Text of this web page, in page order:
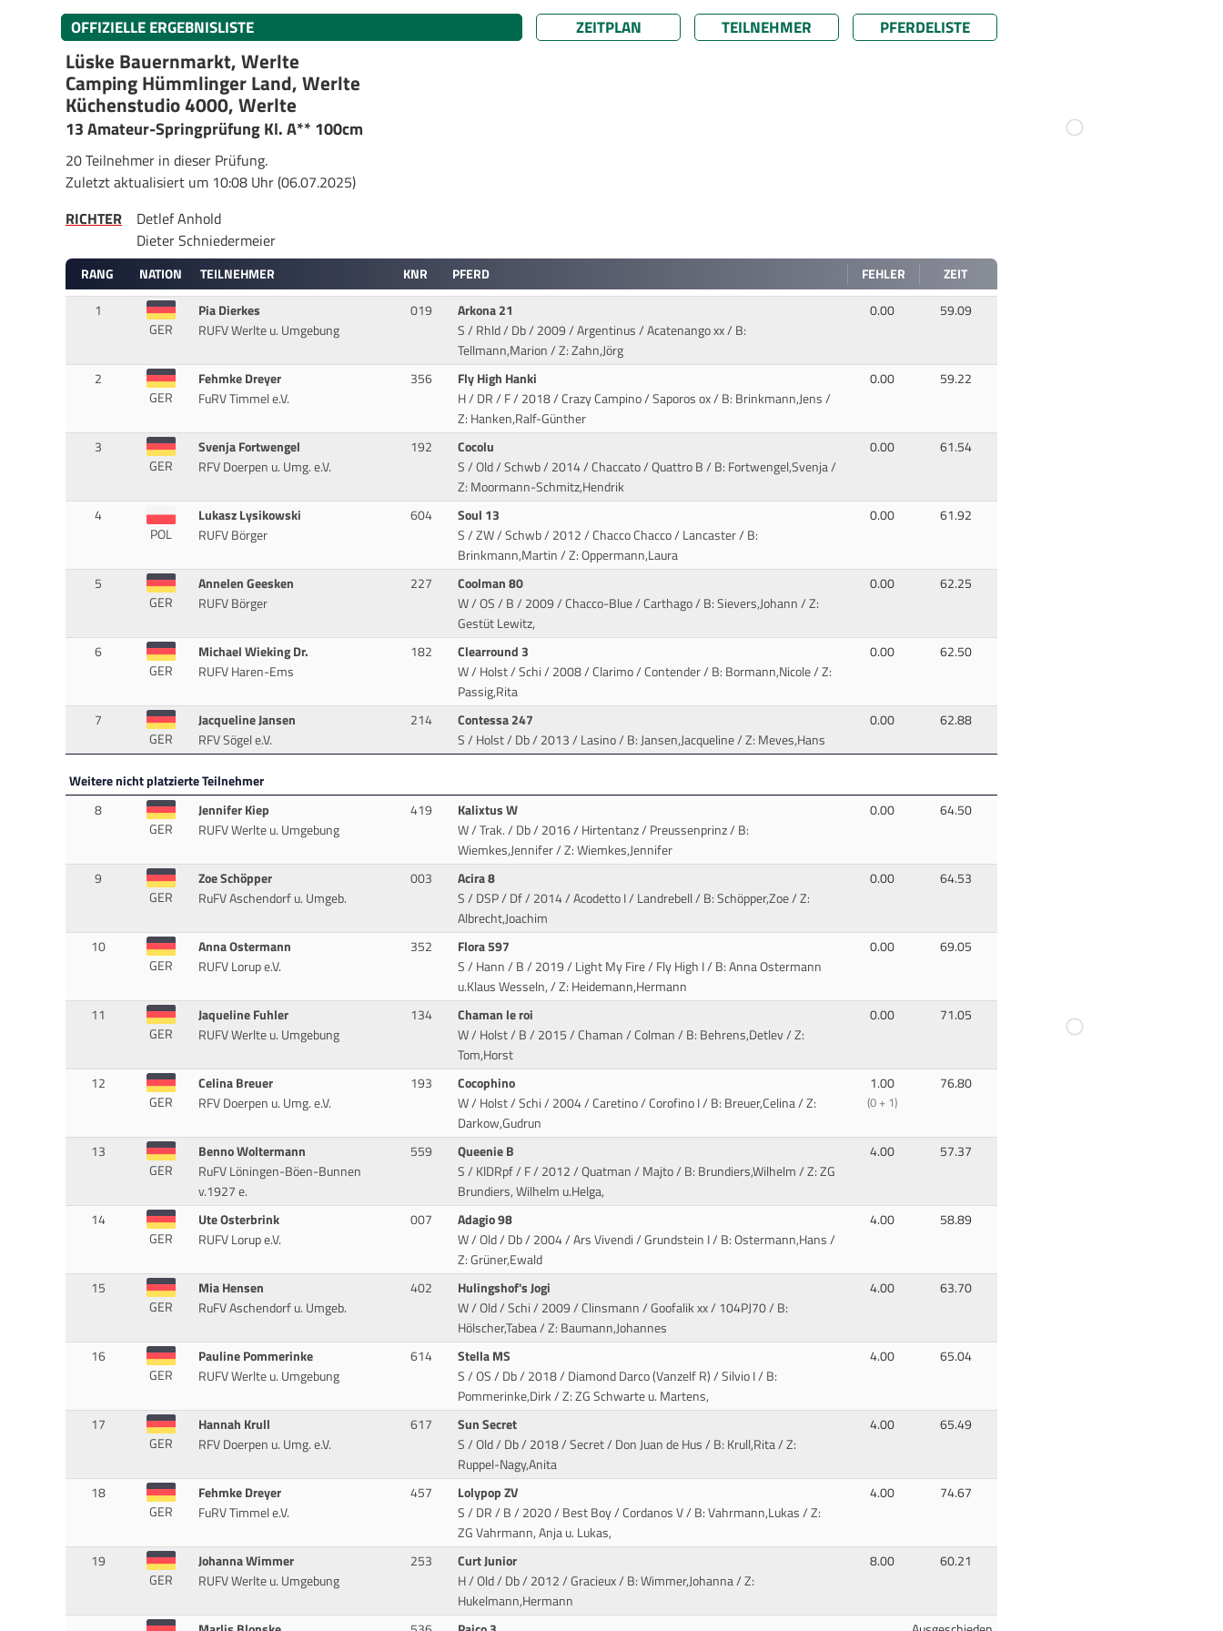
OFFIZIELLE ERGEBNISLISTE ZEITPLAN TEILNEHMER PFERDELISTE
Lüske Bauernmarkt, Werlte
Camping Hümmlinger Land, Werlte
Küchenstudio 4000, Werlte
13 Amateur-Springprüfung Kl. A** 100cm
20 Teilnehmer in dieser Prüfung.
Zuletzt aktualisiert um 10:08 Uhr (06.07.2025)
RICHTER
Detlef Anhold
Dieter Schniedermeier
RANG NATION TEILNEHMER KNR PFERD FEHLER
ZEIT
1
GER
Pia Dierkes
RUFV Werlte u. Umgebung
019
Arkona 21
S / Rhld / Db / 2009 / Argentinus / Acatenango xx/ B:
Tellmann,Marion / Z: Zahn,Jörg
0.00 59.09
2
GER
Fehmke Dreyer
FuRV Timmel e.V.
356
Fly High Hanki
H / DR / F / 2018 / Crazy Campino / Saporos ox/ B: Brinkmann,Jens /
Z: Hanken,Ralf-Günther
0.00 59.22
3
GER
Svenja Fortwengel
RFV Doerpen u. Umg. e.V.
192
Cocolu
S / Old / Schwb / 2014 / Chaccato / Quattro B/ B: Fortwengel,Svenja /
Z: Moormann-Schmitz,Hendrik
0.00 61.54
4
POL
Lukasz Lysikowski
RUFV Börger
604
Soul 13
S / ZW / Schwb / 2012 / Chacco Chacco / Lancaster/ B:
Brinkmann,Martin / Z: Oppermann,Laura
0.00 61.92
5
GER
Annelen Geesken
RUFV Börger
227
Coolman 80
W / OS / B / 2009 / Chacco-Blue / Carthago/ B: Sievers,Johann / Z:
Gestüt Lewitz,
0.00 62.25
6
GER
Michael Wieking Dr.
RUFV Haren-Ems
182
Clearround 3
W / Holst / Schi / 2008 / Clarimo / Contender/ B: Bormann,Nicole / Z:
Passig,Rita
0.00 62.50
7
GER
Jacqueline Jansen
RFV Sögel e.V.
214
Contessa 247
S / Holst / Db / 2013 / Lasino/ B: Jansen,Jacqueline / Z: Meves,Hans
0.00 62.88
Weitere nicht platzierte Teilnehmer
8
GER
Jennifer Kiep
RUFV Werlte u. Umgebung
419
Kalixtus W
W / Trak. / Db / 2016 / Hirtentanz / Preussenprinz/ B:
Wiemkes,Jennifer / Z: Wiemkes,Jennifer
0.00 64.50
9
GER
Zoe Schöpper
RuFV Aschendorf u. Umgeb.
003
Acira 8
S / DSP / Df / 2014 / Acodetto I / Landrebell/ B: Schöpper,Zoe / Z:
Albrecht,Joachim
0.00 64.53
10
GER
Anna Ostermann
RUFV Lorup e.V.
352
Flora 597
S / Hann / B / 2019 / Light My Fire / Fly High I/ B: Anna Ostermann
u.Klaus Wesseln, / Z: Heidemann,Hermann
0.00 69.05
11
GER
Jaqueline Fuhler
RUFV Werlte u. Umgebung
134
Chaman le roi
W / Holst / B / 2015 / Chaman / Colman/ B: Behrens,Detlev / Z:
Tom,Horst
0.00 71.05
12
GER
Celina Breuer
RFV Doerpen u. Umg. e.V.
193
Cocophino
W / Holst / Schi / 2004 / Caretino / Corofino I/ B: Breuer,Celina / Z:
Darkow,Gudrun
1.00
(0 + 1)
76.80
13
GER
Benno Woltermann
RuFV Löningen-Böen-Bunnen
v.1927 e.
559
Queenie B
S / KlDRpf / F / 2012 / Quatman / Majto/ B: Brundiers,Wilhelm / Z: ZG
Brundiers, Wilhelm u.Helga,
4.00 57.37
14
GER
Ute Osterbrink
RUFV Lorup e.V.
007
Adagio 98
W / Old / Db / 2004 / Ars Vivendi / Grundstein I/ B: Ostermann,Hans /
Z: Grüner,Ewald
4.00 58.89
15
GER
Mia Hensen
RuFV Aschendorf u. Umgeb.
402
Hulingshof's Jogi
W / Old / Schi / 2009 / Clinsmann / Goofalik xx/ 104PJ70 / B:
Hölscher,Tabea / Z: Baumann,Johannes
4.00 63.70
16
GER
Pauline Pommerinke
RUFV Werlte u. Umgebung
614
Stella MS
S / OS / Db / 2018 / Diamond Darco (Vanzelf R) / Silvio I/ B:
Pommerinke,Dirk / Z: ZG Schwarte u. Martens,
4.00 65.04
17
GER
Hannah Krull
RFV Doerpen u. Umg. e.V.
617
Sun Secret
S / Old / Db / 2018 / Secret / Don Juan de Hus/ B: Krull,Rita / Z:
Ruppel-Nagy,Anita
4.00 65.49
18
GER
Fehmke Dreyer
FuRV Timmel e.V.
457
Lolypop ZV
S / DR / B / 2020 / Best Boy / Cordanos V/ B: Vahrmann,Lukas / Z:
ZG Vahrmann, Anja u. Lukas,
4.00 74.67
19
GER
Johanna Wimmer
RUFV Werlte u. Umgebung
253
Curt Junior
H / Old / Db / 2012 / Gracieux/ B: Wimmer,Johanna / Z:
Hukelmann,Hermann
8.00 60.21